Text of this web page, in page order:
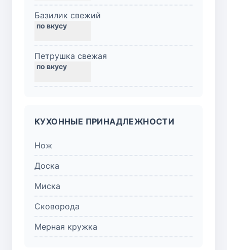
Базилик свежий
Петрушка свежая
КУХОННЫЕ ПРИНАДЛЕЖНОСТИ
Нож
Доска
Миска
Сковорода
Мерная кружка